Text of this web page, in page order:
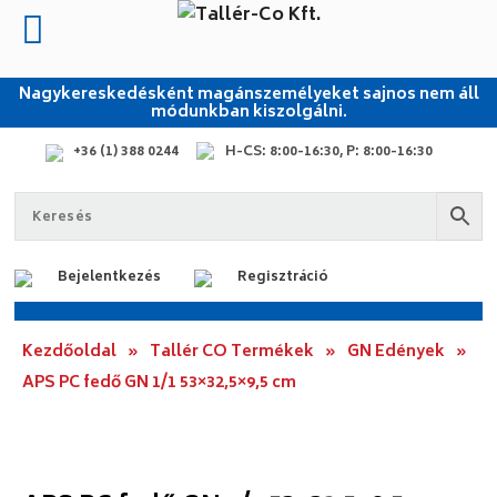
Nagykereskedésként magánszemélyeket sajnos nem áll
módunkban kiszolgálni.
+36 (1) 388 0244 H-CS: 8:00-16:30, P: 8:00-16:30
Bejelentkezés Regisztráció
Kezdőoldal » Tallér CO Termékek » GN Edények »
APS PC fedő GN 1/1 53×32,5×9,5 cm